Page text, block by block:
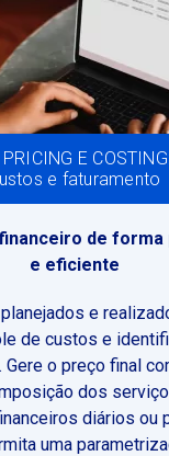
PRICING E
e faturamento
de forma
e eficiente
e
de custos e
Gere o preço final
dos
diários ou
uma